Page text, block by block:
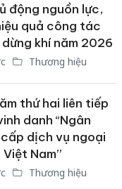
động nguồn lực,
quả công tác
khí năm 2026
Thương hiệu
thứ hai liên tiếp
danh “Ngân
dịch vụ ngoại
Nam”
Thương hiệu